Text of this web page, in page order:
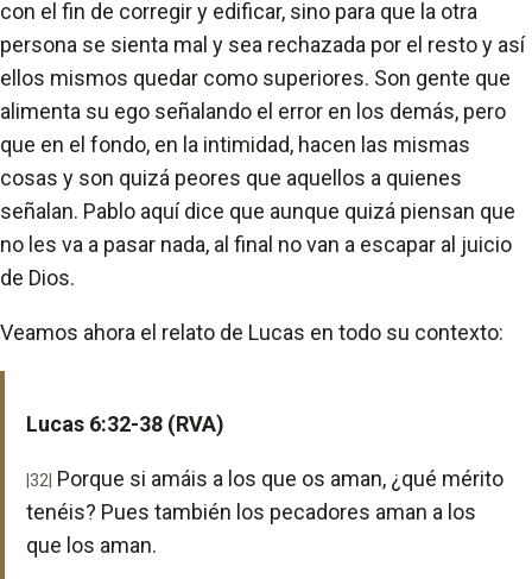
con el fin de corregir y edificar, sino para que la otra
persona se sienta mal y sea rechazada por el resto y así
ellos mismos quedar como superiores. Son gente que
alimenta su ego señalando el error en los demás, pero
que en el fondo, en la intimidad, hacen las mismas
cosas y son quizá peores que aquellos a quienes
señalan. Pablo aquí dice que aunque quizá piensan que
no les va a pasar nada, al final no van a escapar al juicio
de Dios.
Veamos ahora el relato de Lucas en todo su contexto:
Lucas 6:32-38 (RVA)
|32| Porque si amáis a los que os aman, ¿qué mérito
tenéis? Pues también los pecadores aman a los
que los aman.